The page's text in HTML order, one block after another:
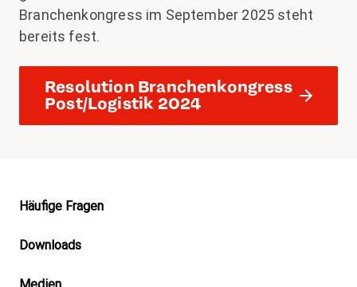
Branchenkongress im September 2025 steht
bereits fest.
Resolution Branchenkongress
Post/Logistik 2024
Footer
Häufige Fragen
Downloads